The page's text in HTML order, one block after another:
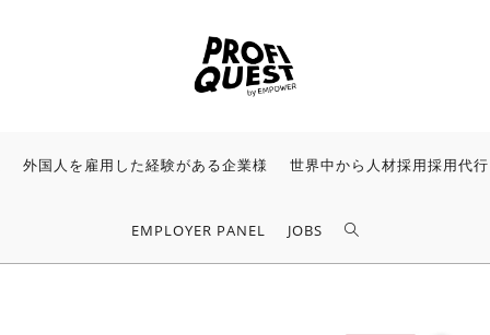
外国人を雇用した経験がある企業様 世界中から人材採用採用代行
EMPLOYER PANEL JOBS